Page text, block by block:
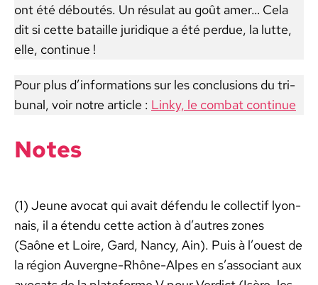
ont été déboutés. Un résu­lat au goût amer… Cela
dit si cette bataille juridique a été per­due, la lutte,
elle, con­tin­ue !
Pour plus d’in­for­ma­tions sur les con­clu­sions du tri­
bunal, voir notre arti­cle : Linky, le com­bat con­tin­ue
Notes
(1) Jeune avo­cat qui avait défendu le col­lec­tif lyon­
nais, il a éten­du cette action à d’autres zones
(Saône et Loire, Gard, Nan­cy, Ain). Puis à l’ouest de
la région Auvergne-Rhône-Alpes en s’as­so­ciant aux